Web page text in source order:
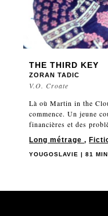
THE THIRD KEY
ZORAN TADIC
V.O. Croate
Là où Martin in the
commence. Un jeune
financières et des
Long métrage,
YOUGOSLAVIE | 81